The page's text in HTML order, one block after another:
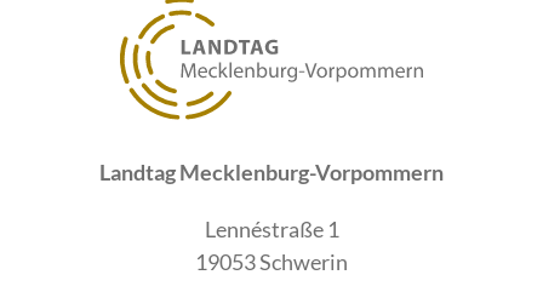
Landtag Mecklenburg-Vorpommern
Lennéstraße 1
19053 Schwerin